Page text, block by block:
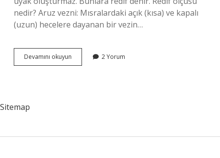
nedir? Aruz vezni: Mısralardaki açık (kısa) ve kapalı
(uzun) hecelere dayanan bir vezin…
Devamını okuyun
Nedir
2 Yorum
Sitemap